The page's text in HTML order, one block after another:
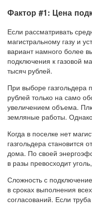
Фактор #1: Цена
Если рассматривать
магистральному газу и
вариант намного более
подключения к газовой
тысяч рублей.
При выборе газгольдера
рублей только на само
увеличением объема.
земляные работы.
Когда в поселке нет
газгольдера
дома. По своей
в разы превосходит
Сложность с
в сроках выполнения
согласований. Если